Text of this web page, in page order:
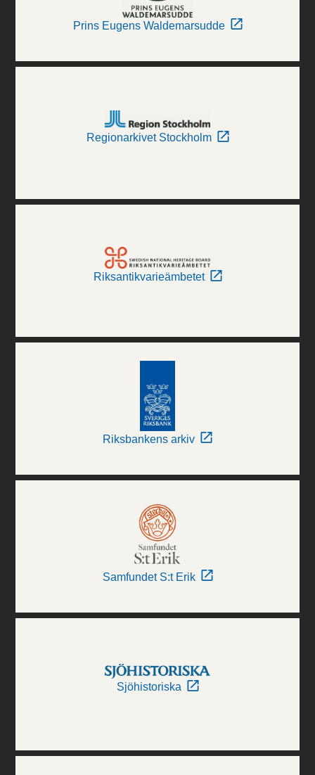
Prins Eugens Waldemarsudde
Regionarkivet Stockholm
Riksantikvarieämbetet
Riksbankens arkiv
Samfundet S:t Erik
Sjöhistoriska